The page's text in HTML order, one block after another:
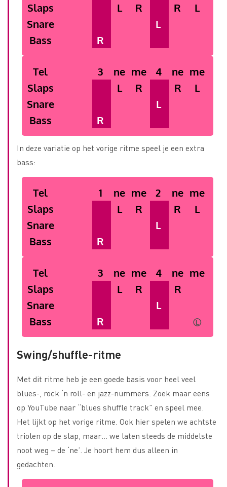
Slaps
L R R
L
Snare
L
Bass
R
Tel 3 ne me 4 ne me
Slaps
L R R
L
Snare
L
Bass
R
In deze variatie op het vorige ritme speel je een extra
bass:
Tel 1 ne me 2 ne me
Slaps
L R R
L
Snare
L
Bass
R
Tel 3 ne me 4 ne me
Slaps
L R
R
Snare
L
Bass
R Ⓛ
Swing/shuffle-ritme
Met dit ritme heb je een goede basis voor heel veel
blues-, rock ‘n roll- en jazz-nummers. Zoek maar eens
op YouTube naar “blues shuffle track” en speel mee.
Het lijkt op het vorige ritme. Ook hier spelen we achtste
triolen op de slap, maar… we laten steeds de middelste
noot weg – de ‘ne’. Je hoort hem dus alleen in
gedachten.